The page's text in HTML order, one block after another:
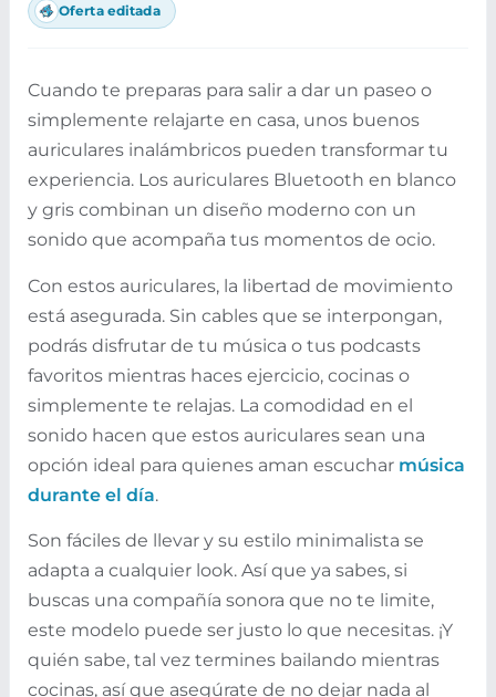
Oferta editada
Cuando te preparas para salir a dar un paseo o
simplemente relajarte en casa, unos buenos
auriculares inalámbricos pueden transformar tu
experiencia. Los auriculares Bluetooth en blanco
y gris combinan un diseño moderno con un
sonido que acompaña tus momentos de ocio.
Con estos auriculares, la libertad de movimiento
está asegurada. Sin cables que se interpongan,
podrás disfrutar de tu música o tus podcasts
favoritos mientras haces ejercicio, cocinas o
simplemente te relajas. La comodidad en el
sonido hacen que estos auriculares sean una
opción ideal para quienes aman escuchar música
durante el día.
Son fáciles de llevar y su estilo minimalista se
adapta a cualquier look. Así que ya sabes, si
buscas una compañía sonora que no te limite,
este modelo puede ser justo lo que necesitas. ¡Y
quién sabe, tal vez termines bailando mientras
cocinas, así que asegúrate de no dejar nada al